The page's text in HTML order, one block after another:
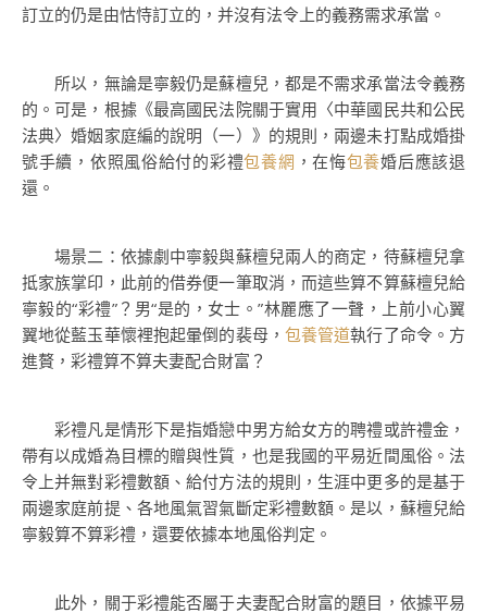
訂立的仍是由怙恃訂立的，并沒有法令上的義務需求承當。
所以，無論是寧毅仍是蘇檀兒，都是不需求承當法令義務
的。可是，根據《最高國民法院關于實用〈中華國民共和公民
法典〉婚姻家庭編的說明（一）》的規則，兩邊未打點成婚掛
號手續，依照風俗給付的彩禮包養網 ，在悔包養婚后應該退
還。
場景二：依據劇中寧毅與蘇檀兒兩人的商定，待蘇檀兒拿
抵家族掌印，此前的借券便一筆取消，而這些算不算蘇檀兒給
寧毅的“彩禮”？男“是的，女士。”林麗應了一聲，上前小心翼
翼地從藍玉華懷裡抱起暈倒的裴母， 包養管道執行了命令。方
進贅，彩禮算不算夫妻配合財富？
彩禮凡是情形下是指婚戀中男方給女方的聘禮或許禮金，
帶有以成婚為目標的贈與性質，也是我國的平易近間風俗。法
令上并無對彩禮數額、給付方法的規則，生涯中更多的是基于
兩邊家庭前提、各地風氣習氣斷定彩禮數額。是以，蘇檀兒給
寧毅算不算彩禮，還要依據本地風俗判定。
此外，關于彩禮能否屬于夫妻配合財富的題目，依據平易